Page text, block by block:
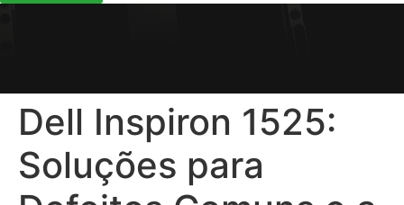
Dell Inspiron 1525:
Soluções para